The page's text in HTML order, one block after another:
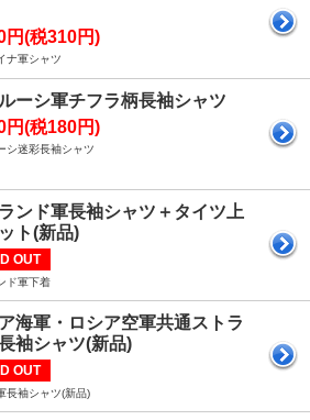
円(税310円)
ナ軍シャツ
ーシ軍チフラ柄長袖シャツ
円(税180円)
シ迷彩長袖シャツ
ンド軍長袖シャツ＋タイツ上
ト(新品)
OUT
ド軍下着
海軍・ロシア空軍共通ストラ
袖シャツ(新品)
OUT
長袖シャツ(新品)